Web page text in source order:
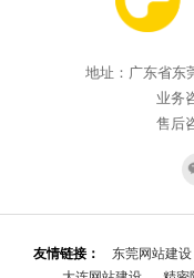
地址：广东省东
业务
售后
友情链接： 东莞网站建设